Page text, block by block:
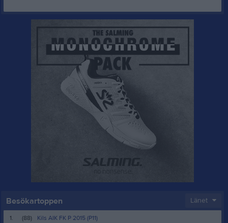
Besökartoppen Länet
1. (88)
Kils AIK FK P 2015 (P11)